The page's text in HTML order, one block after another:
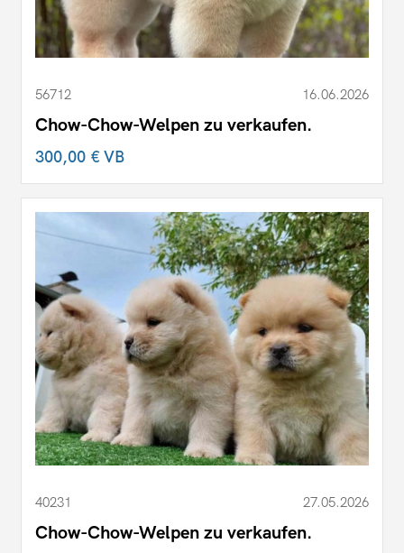
56712 16.06.2026
Chow-Chow-Welpen zu verkaufen.
300,00 €VB
40231 27.05.2026
Chow-Chow-Welpen zu verkaufen.